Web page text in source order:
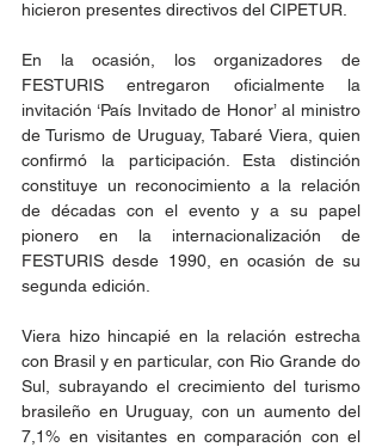
hicieron presentes directivos del CIPETUR.
En la ocasión, los organizadores de
FESTURIS entregaron oficialmente la
invitación ‘País Invitado de Honor’ al ministro
de Turismo de Uruguay, Tabaré Viera, quien
confirmó la participación. Esta distinción
constituye un reconocimiento a la relación
de décadas con el evento y a su papel
pionero en la internacionalización de
FESTURIS desde 1990, en ocasión de su
segunda edición.
Viera hizo hincapié en la relación estrecha
con Brasil y en particular, con Rio Grande do
Sul, subrayando el crecimiento del turismo
brasileño en Uruguay, con un aumento del
7,1% en visitantes en comparación con el